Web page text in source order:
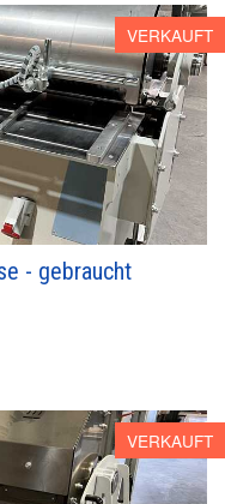
VERKAUFT
- gebraucht
VERKAUFT